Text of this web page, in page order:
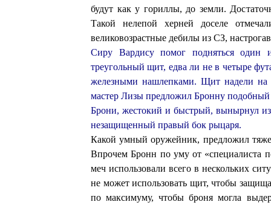
будут как у гориллы, до земли.
Такой нелепой херней доселе
великовозрастные дебилы из СЗ,
Сиру Вардису помог подняться один
треугольный щит, едва ли не в четыре
железными нашлепками. Щит надели на
мастер Лизы предложил Бронну
Брони, жестокий и быстрый, вынырнул
незащищенный правый бок рыцаря.
Какой умный оружейник, предложил
Впрочем Бронн по уму от «специалиста
меч использовали всего в нескольких
не может использовать щит, чтобы
по максимуму, чтобы броня могла